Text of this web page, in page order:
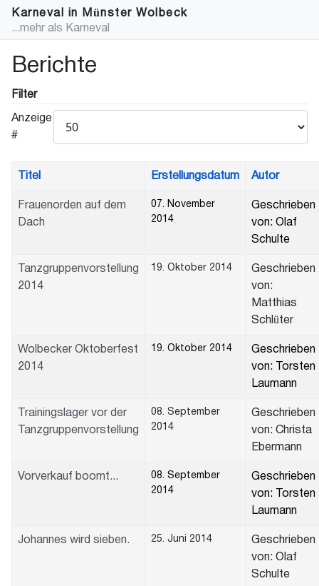
Karneval in Münster Wolbeck
...mehr als Karneval
Berichte
Filter
Anzeige
#
Titel Erstellungsdatum Autor
Frauenorden auf dem
Dach
07. November
2014
Geschrieben
von: Olaf
Schulte
Tanzgruppenvorstellung
2014
19. Oktober 2014
Geschrieben
von:
Matthias
Schlüter
Wolbecker Oktoberfest
2014
19. Oktober 2014
Geschrieben
von: Torsten
Laumann
Trainingslager vor der
Tanzgruppenvorstellung
08. September
2014
Geschrieben
von: Christa
Ebermann
Vorverkauf boomt...
08. September
2014
Geschrieben
von: Torsten
Laumann
Johannes wird sieben. 25. Juni 2014
Geschrieben
von: Olaf
Schulte